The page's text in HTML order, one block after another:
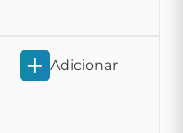
Adicionar